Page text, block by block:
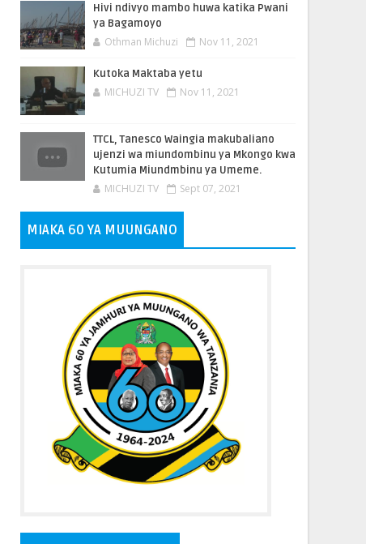
Hivi ndivyo mambo huwa katika Pwani
ya Bagamoyo
Othman Michuzi Nov 11, 2021
Kutoka Maktaba yetu
MICHUZI TV Nov 11, 2021
TTCL, Tanesco Waingia makubaliano
ujenzi wa miundombinu ya Mkongo kwa
Kutumia Miundmbinu ya Umeme.
MICHUZI TV Sept 07, 2021
MIAKA 60 YA MUUNGANO